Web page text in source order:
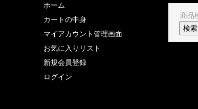
ホーム
カートの中身
マイアカウント管理画面
お気に入りリスト
新規会員登録
ログイン
検
索
結
検索